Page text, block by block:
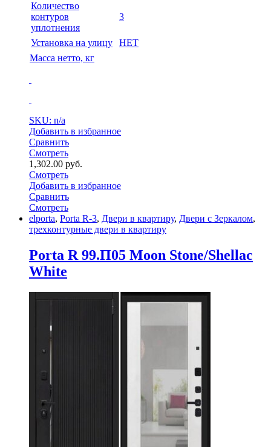
Количество
контуров
уплотнения
3
Установка на улицу
НЕТ
Масса нетто, кг
SKU: n/a
Добавить в избранное
Сравнить
Смотреть
1,302.00 руб.
Смотреть
Добавить в избранное
Сравнить
Смотреть
elporta, Porta R-3, Двери в квартиру, Двери с Зеркалом,
трехконтурные двери в квартиру
Porta R 99.П05 Moon Stone/Shellac
White